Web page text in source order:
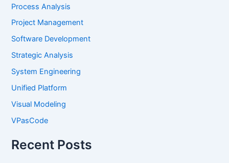
Process Analysis
Project Management
Software Development
Strategic Analysis
System Engineering
Unified Platform
Visual Modeling
VPasCode
Recent Posts